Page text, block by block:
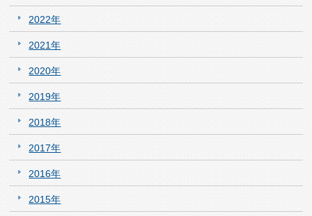
2022年
2021年
2020年
2019年
2018年
2017年
2016年
2015年